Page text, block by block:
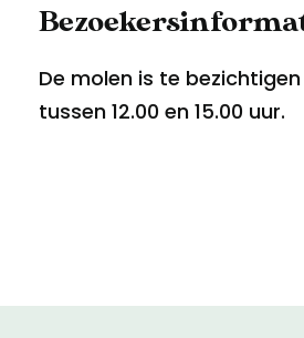
De molen is te
tussen 12.00 en 15.00 uur.